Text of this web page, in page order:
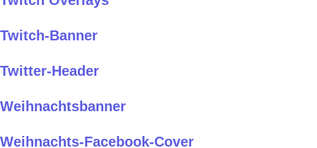
Twitch-Banner
Twitter-Header
Weihnachtsbanner
Weihnachts-Facebook-Cover